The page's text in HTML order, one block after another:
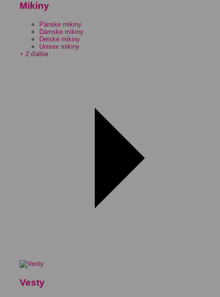
Mikiny
Pánske mikiny
Dámske mikiny
Detské mikiny
Unisex mikiny
+ 2 ďalšie
Vesty